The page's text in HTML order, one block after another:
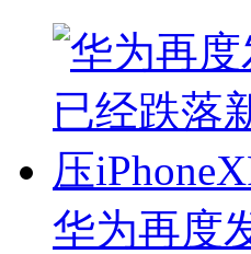
华为再度